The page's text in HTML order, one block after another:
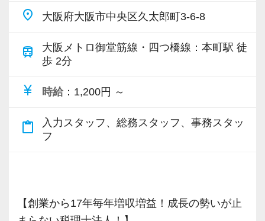
上、全国6拠点で安定的に成長中です。
お客様に事務所までご来社いただく来所型サー
ビスで、中小企業の経営を幅広くサポートして
います。
専門Webサイトを10サイト以上運営しており、
各オフィスに国税OB税理士が在籍しているの
で、税務調査にも精通しています。
応、給付金のサポート、補助金のサポートなど
お手伝いできる業務は数多く存在しています。
place 大阪府大阪市中央区久太郎町3-6-8
train
大阪メトロ御堂筋線・四つ橋線：本町駅 徒
歩 2分
currency_yen 時給 ：1,200円 ～
content_paste
入力スタッフ、総務スタッフ、事務スタッ
フ
【創業から17年毎年増収増益！成長の勢いが止